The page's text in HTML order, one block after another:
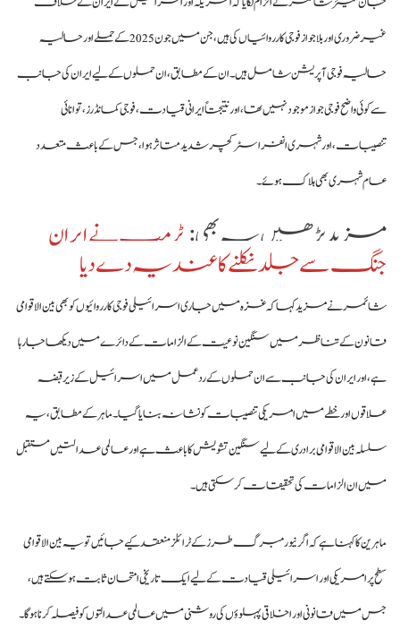
غیر ضروری اور بلاجواز فوجی کارروائیاں کی ہیں، جن میں جون 2025 کے حملے اور حالیہ
حالیہ فوجی آپریشن شامل ہیں۔ ان کے مطابق، ان حملوں کے لیے ایران کی جانب
سے کوئی واضح فوجی جواز موجود نہیں تھا، اور نتیجتاً ایرانی قیادت، فوجی کمانڈرز، توانائی
تنصیبات، اور شہری انفراسٹرکچر شدید متاثر ہوا، جس کے باعث متعدد
عام شہری بھی ہلاک ہوئے۔
مزید پڑھیں یہ بھی:ٹرمپ نے ایران
جنگ سے جلد نکلنے کا عندیہ دے دیا
شائمر نے مزید کہا کہ غزہ میں جاری اسرائیلی فوجی کارروائیوں کو بھی بین الاقوامی
قانون کے تناظر میں سنگین نوعیت کے الزامات کے دائرے میں دیکھا جا رہا
ہے، اور ایران کی جانب سے ان حملوں کے ردعمل میں اسرائیل کے زیر قبضہ
علاقوں اور خطے میں امریکی تنصیبات کو نشانہ بنایا گیا۔ ماہر کے مطابق، یہ
سلسلہ بین الاقوامی برادری کے لیے سنگین تشویش کا باعث ہے اور عالمی عدالتیں مستقبل
میں ان الزامات کی تحقیقات کر سکتی ہیں۔
ماہرین کا کہنا ہے کہ اگر نیورمبرگ طرز کے ٹرائلز منعقد کیے جائیں تو یہ بین الاقوامی
سطح پر امریکی اور اسرائیلی قیادت کے لیے ایک تاریخی امتحان ثابت ہو سکتے ہیں،
جس میں قانونی اور اخلاقی پہلوؤں کی روشنی میں عالمی عدالتوں کو فیصلہ کرنا ہوگا۔